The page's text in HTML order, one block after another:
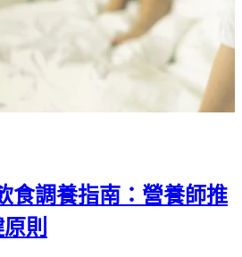
食調養指南：營養師推
則